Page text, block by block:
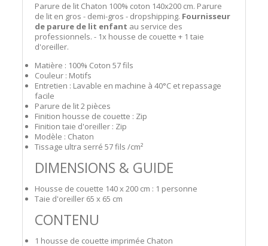
Parure de lit Chaton 100% coton 140x200 cm. Parure
de lit en gros - demi-gros - dropshipping. Fournisseur
de parure de lit enfant au service des
professionnels. - 1x housse de couette + 1 taie
d'oreiller.
Matière : 100% Coton 57 fils
Couleur : Motifs
Entretien : Lavable en machine à 40°C et repassage
facile
Parure de lit 2 pièces
Finition housse de couette : Zip
Finition taie d'oreiller : Zip
Modèle : Chaton
Tissage ultra serré 57 fils /cm²
DIMENSIONS & GUIDE
Housse de couette 140 x 200 cm : 1 personne
Taie d'oreiller 65 x 65 cm
CONTENU
1 housse de couette imprimée Chaton